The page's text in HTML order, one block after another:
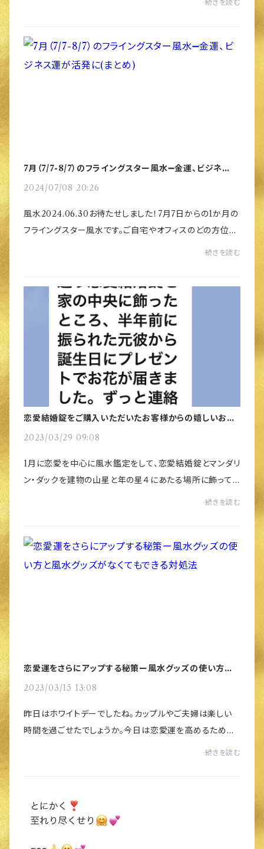
続きを読む
7月（7/7-8/7）のフライングスター風水➖金運、ビジネス運
2024/07/08 20:26
風水2024.06.30お待たせしました！7月7日からの1か月の
フライングスター風水です。ご自宅やオフィスのどの方位の
お部屋で過ごすと良いかや悪い方位に寝室やリビングなど
続きを読む
恋愛結婚錠をご購入いただいたお客様からの嬉しいお知
2023/03/29 09:08
1月に恋愛を中心に風水鑑定をして、恋愛結婚錠とマンダリ
ン・ダックを建物の山星と年の星４にあたる場所に飾って
いただいたお客様から嬉しいご報告が届きました！！復縁を
続きを読む
恋愛運をさらにアップする秘策ー風水グッズの使い方と
2023/03/15 13:08
昨日はホワイトデーでしたね。カップルやご夫婦は楽しい
時間を過ごせたでしょうか。今日は恋愛運を高めるための
風水をお伝えします。2023年は、中央に４（恋愛や学術運）
続きを読む